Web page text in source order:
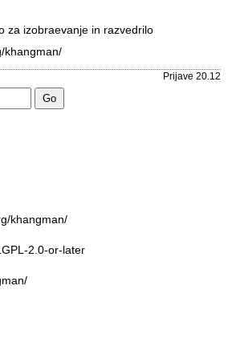
za izobraevanje in razvedrilo
khangman/
Prijave 20.12
khangman/
2.0-or-later